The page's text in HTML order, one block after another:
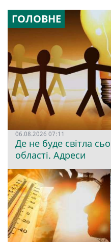
ГОЛОВНЕ
06.08.2026 07:11
Де не буде світла
області. Адреси